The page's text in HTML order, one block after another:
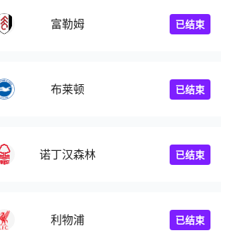
富勒姆 已结束
布莱顿 已结束
诺丁汉森林 已结束
利物浦 已结束